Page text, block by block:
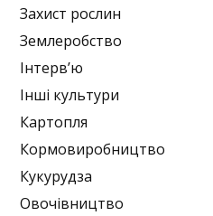
Захист рослин
Землеробство
Інтерв’ю
Інші культури
Картопля
Кормовиробництво
Кукурудза
Овочівництво